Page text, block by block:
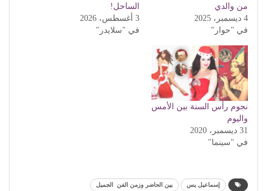
من والدي
4 ديسمبر، 2025
في "حوار"
الساحل!
3 أغسطس، 2026
في "سلايدر"
نجوم رأس السنة بين الأمس
واليوم
31 ديسمبر، 2020
في "سينما"
إسماعيل يس بين الحاضر وزمن الفن الجميل